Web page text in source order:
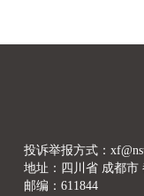
投诉举报方式：
地址：四川省 成都市
邮编：611844